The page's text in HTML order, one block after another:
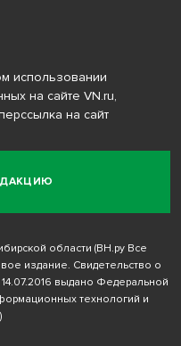
использовании
на сайте VN.ru,
на сайт
области (ВН.ру Все
издание. Свидетельство о
выдано Федеральной
технологий и